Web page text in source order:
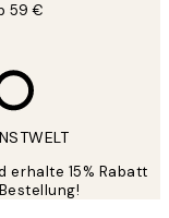
59 €
erhalte 15% Rabatt